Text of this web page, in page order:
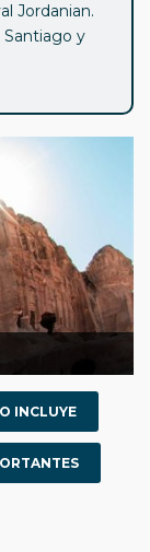
Jordanian.
Santiago y
INCLUYE